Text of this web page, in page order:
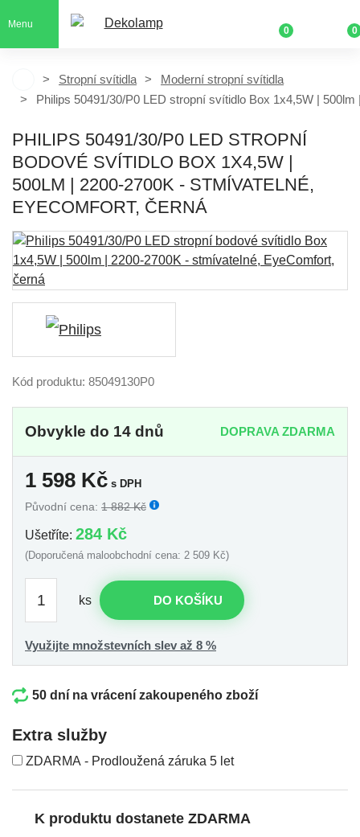
Menu
0 0
Stropní svítidla
Moderní stropní svítidla
Philips 50491/30/P0 LED stropní svítidlo Box 1x4,5W | 500lm
PHILIPS 50491/30/P0 LED STROPNÍ
BODOVÉ SVÍTIDLO BOX 1X4,5W |
500LM | 2200-2700K - STMÍVATELNÉ,
EYECOMFORT, ČERNÁ
Kód produktu: 85049130P0
Obvykle do 14 dnů DOPRAVA ZDARMA
1 598 Kč s DPH
Původní cena: 1 882 Kč
Ušetříte: 284 Kč
(Doporučená maloobchodní cena: 2 509 Kč)
ks DO KOŠÍKU
Využijte množstevních slev až 8 %
50 dní na vrácení zakoupeného zboží
Extra služby
ZDARMA - Prodloužená záruka 5 let
K produktu dostanete ZDARMA